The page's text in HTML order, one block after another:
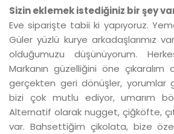
Sizin eklemek istediğiniz bir şey
Eve siparişte tabii ki yapıyoruz.
Güler yüzlü kurye arkadaşlarımız
olduğumuzu düşünüyorum.
Markanın güzelliğini öne çıkaralım
gerçekten geri dönüşler, yorumlar
bizi çok mutlu ediyor, umarım
Alternatif olarak nugget, çiğköfte,
var. Bahsettiğim çikolata, bize